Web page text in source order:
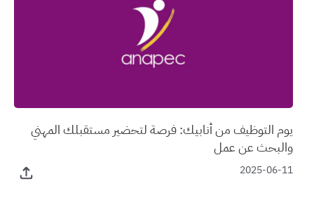
يوم التوظيف من أنابيك: فرصة لتحضير مستقبلك المهني
والبحث عن عمل
2025-06-11